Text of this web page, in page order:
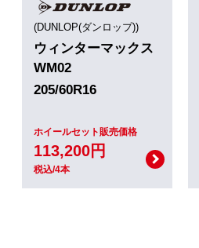
(DUNLOP(ダンロップ))
ウィンターマックス
WM02
205/60R16
ホイールセット販売価格
113,200円
税込/4本